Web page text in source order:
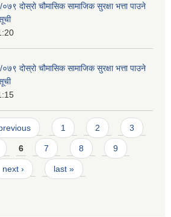
दोस्रो चौमासिक सामाजिक सुरक्षा भत्ता पाउने
दोस्रो चौमासिक सामाजिक सुरक्षा भत्ता पाउने
1 2 3
6 7 8 9
next › last »